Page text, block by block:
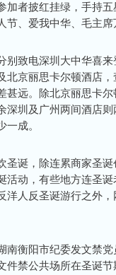
加者披红挂绿，手持五
、爱我中华、毛主席
别致电深圳大中华喜
北京丽思卡尔顿酒店
甚远。除北京丽思卡
深圳及广州两间酒店
一成。
圣诞，除连累商家圣
活动，有些地方连圣
洋人反圣诞游行之外
南衡阳市纪委发文禁
件禁公共场所在圣诞